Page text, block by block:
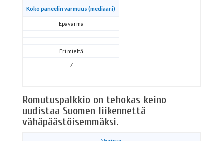
Koko paneelin varmuus (mediaani)
Epävarma
Eri mieltä
7
Romutuspalkkio on tehokas keino
uudistaa Suomen liikennettä
vähäpäästöisemmäksi.